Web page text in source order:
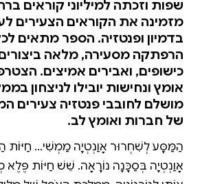
שפות וזכתה למיליוני קוראים
מזמינה את הקוראים הצעירים
בדמיון ופנטזיה. הספר מתאים
הרפתקה מסעירה, מלאה ביצורים
כישופים, ואבירים אמיצים.
אומץ ונחישות יובילו לניצחון
מושלם לחובבי פנטזיה צעירים
של חברות ואומץ לב.
הַמַּסָּע לְשִׁחְרוּר אָוַנְטְיָה מַמְשִׁיךְ... חַיּוֹת
אָוַנְטְיָה בְּסַכָּנָה נוֹרָאָה. שֵׁשׁ חַיּוֹת